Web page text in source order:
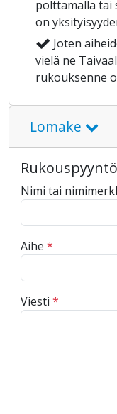
polttamalla tai
on
Joten
vielä ne
rukouksenne
Lomake
Rukouspyyntö
Nimi tai
Aihe *
Viesti *